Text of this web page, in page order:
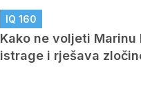
IQ 160
Kako ne voljeti
istrage i rješava